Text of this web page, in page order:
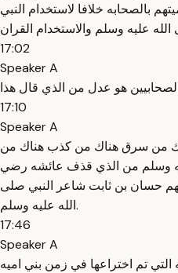
بالصحابه خلافا لاستخدام النبي
17:02
Speaker A
17:10
Speaker A
من سرق هناك من كذب هناك من
وسلم من الذي قذف عائشه رضي
حسان بن ثابت شاعر النبي صلى
الله عليه وسلم.
17:46
Speaker A
تم اختراعها في زمن بني اميه